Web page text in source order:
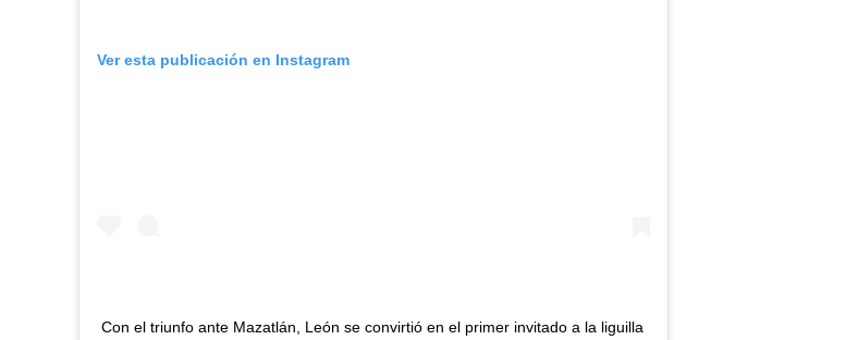
Ver esta publicación en Instagram
Con el triunfo ante Mazatlán, León se convirtió en el primer invitado a la liguilla